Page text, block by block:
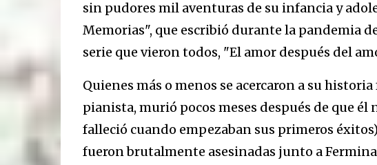
sin pudores mil aventuras de su infancia y
Memorias", que escribió durante la pandemia
serie que vieron todos, "El amor después del
Quienes más o menos se acercaron a su
pianista, murió pocos meses después de que él
falleció cuando empezaban sus primeros
fueron brutalmente asesinadas junto a